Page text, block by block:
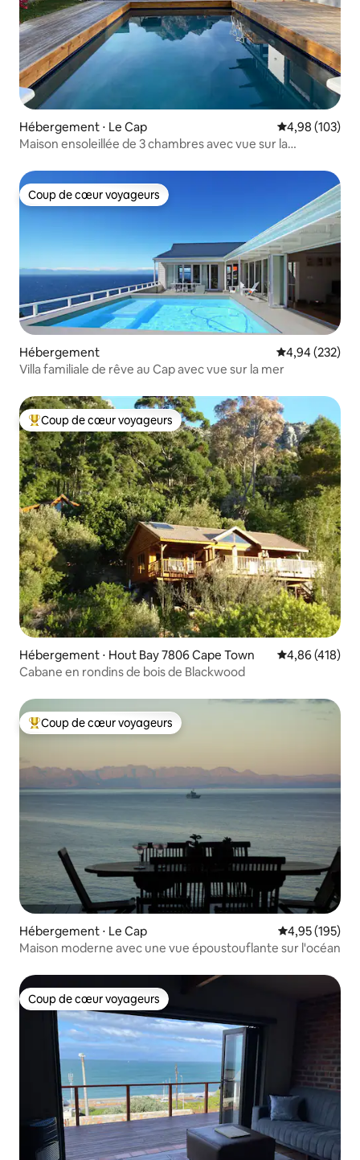
Hébergement ⋅ Le Cap Évaluation
4,98 (103)
Maison ensoleillée de 3 chambres avec vue sur la
Coup de cœur voyageurs
Coup de cœur voyageurs
Hébergement Évaluation
4,94 (232)
Villa familiale de rêve au Cap avec vue sur la mer
Coups de cœur voyageurs les plus appréciés
Coup de cœur voyageurs
Hébergement ⋅ Hout Bay 7806 Cape Town Évaluation
4,86 (418)
Cabane en rondins de bois de Blackwood
Coups de cœur voyageurs les plus appréciés
Coup de cœur voyageurs
Hébergement ⋅ Le Cap Évaluation
4,95 (195)
Maison moderne avec une vue époustouflante sur l'océan
Coup de cœur voyageurs
Coup de cœur voyageurs